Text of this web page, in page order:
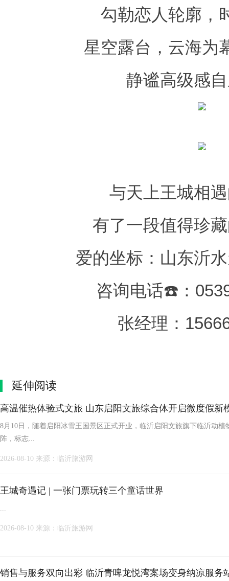
勾勒恋人轮廓，
星空露台，云海为
静谧高级感
与天上王城相
有了一段值得珍
爱的坐标：山东沂
咨询电话☎️：
张经理：
延伸阅读
高温催热体验式文旅 山东启阳文旅综合体开启微度假新
8月10日，随着启阳冰雪王国景区正式开业，临沂启阳文旅旗下临沂动
阵，标志...
2026-08-10 来源：临沂旅游网
王城奇遇记 | 一张门票玩转三个童话世界
...
2026-08-10 来源：临沂旅游网
销售与服务双向出彩 临沂青啤龙悦湾案场变身纳凉服务